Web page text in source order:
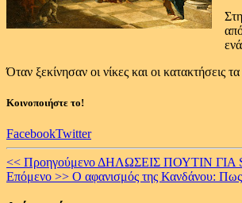
Όταν ξεκίνησαν οι νίκες και οι κατακτήσεις
Κοινοποιήστε το!
FacebookTwitter
Continue
Reading
<< Προηγούμενο ΔΗΛΩΣΕΙΣ ΠΟΥΤΙΝ ΓΙΑ
Επόμενο >> Ο αφανισμός της Κανδάνου: